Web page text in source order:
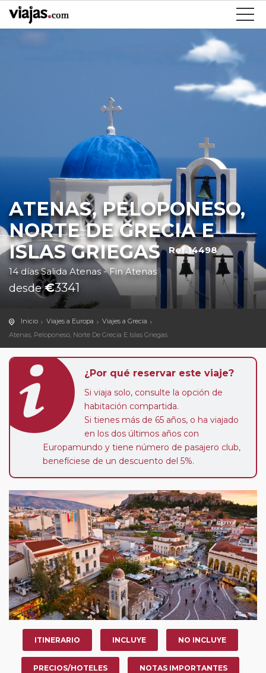
ATENAS, PELOPONESO,
NORTE DE GRECIA E
ISLAS GRIEGAS Ref.14498
14 días Salida Atenas - Fin Atenas
desde€3341
Inicio Viajes a Europa
Viajes a Grecia
Atenas, Peloponeso, Norte De Grecia E Islas Griegas
¿Por qué reservar este viaje?
Si viaja solo, consulte la opción de
habitación compartida.
Si tienes más de 65 años, o ha viajado
en los dos últimos años con
Europamundo y tiene número de pasajero club,
benefíciese de un descuento del 5%.
ITINERARIO INCLUYE NO INCLUYE
PRECIOS/HOTELES NOTAS IMPORTANTES